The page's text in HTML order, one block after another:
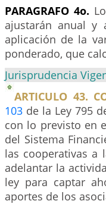
PARAGRAFO 4o.
ajustarán anual y
aplicación de la
ponderado, que
Jurisprudencia
ARTICULO 43.
103 de la Ley 795
con lo previsto en
del Sistema
las cooperativas a
adelantar la
ley para captar
aportes de los